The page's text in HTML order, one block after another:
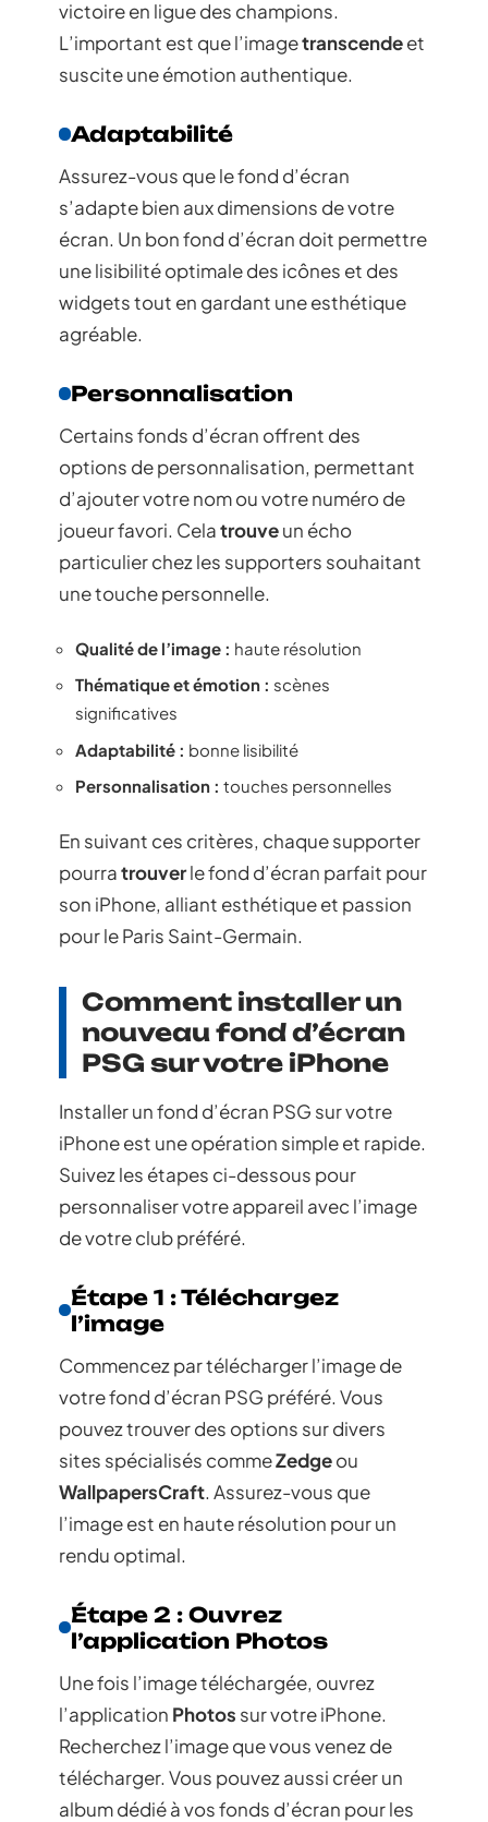
victoire en ligue des champions.
L’important est que l’imagetranscendeet
suscite une émotion authentique.
Adaptabilité
Assurez-vous que le fond d’écran
s’adapte bien aux dimensions de votre
écran. Un bon fond d’écran doit permettre
une lisibilité optimale des icônes et des
widgets tout en gardant une esthétique
agréable.
Personnalisation
Certains fonds d’écran offrent des
options de personnalisation, permettant
d’ajouter votre nom ou votre numéro de
joueur favori. Celatrouveun écho
particulier chez les supporters souhaitant
une touche personnelle.
Qualité de l’image : haute résolution
Thématique et émotion : scènes
significatives
Adaptabilité : bonne lisibilité
Personnalisation : touches personnelles
En suivant ces critères, chaque supporter
pourratrouverle fond d’écran parfait pour
son iPhone, alliant esthétique et passion
pour le Paris Saint-Germain.
Comment installer un
nouveau fond d’écran
PSG sur votre iPhone
Installer un fond d’écran PSG sur votre
iPhone est une opération simple et rapide.
Suivez les étapes ci-dessous pour
personnaliser votre appareil avec l’image
de votre club préféré.
Étape 1 : Téléchargez
l’image
Commencez par télécharger l’image de
votre fond d’écran PSG préféré. Vous
pouvez trouver des options sur divers
sites spécialisés commeZedgeou
WallpapersCraft. Assurez-vous que
l’image est en haute résolution pour un
rendu optimal.
Étape 2 : Ouvrez
l’application Photos
Une fois l’image téléchargée, ouvrez
l’application Photos sur votre iPhone.
Recherchez l’image que vous venez de
télécharger. Vous pouvez aussi créer un
album dédié à vos fonds d’écran pour les